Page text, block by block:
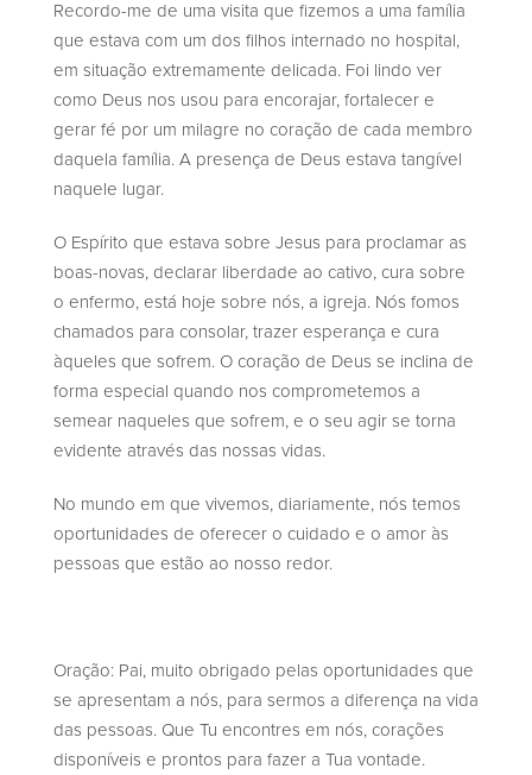
Recordo-me de uma visita que fizemos a uma família
que estava com um dos filhos internado no hospital,
em situação extremamente delicada. Foi lindo ver
como Deus nos usou para encorajar, fortalecer e
gerar fé por um milagre no coração de cada membro
daquela família. A presença de Deus estava tangível
naquele lugar.
O Espírito que estava sobre Jesus para proclamar as
boas-novas, declarar liberdade ao cativo, cura sobre
o enfermo, está hoje sobre nós, a igreja. Nós fomos
chamados para consolar, trazer esperança e cura
àqueles que sofrem. O coração de Deus se inclina de
forma especial quando nos comprometemos a
semear naqueles que sofrem, e o seu agir se torna
evidente através das nossas vidas.
No mundo em que vivemos, diariamente, nós temos
oportunidades de oferecer o cuidado e o amor às
pessoas que estão ao nosso redor.
Oração: Pai, muito obrigado pelas oportunidades que
se apresentam a nós, para sermos a diferença na vida
das pessoas. Que Tu encontres em nós, corações
disponíveis e prontos para fazer a Tua vontade.